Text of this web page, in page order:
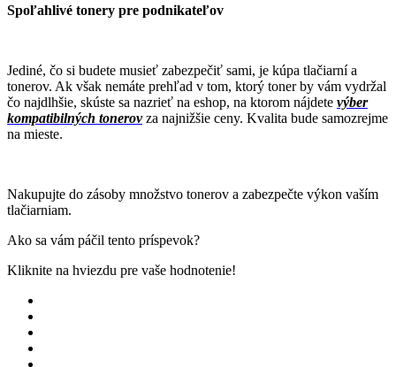
Spoľahlivé tonery pre podnikateľov
Jediné, čo si budete musieť zabezpečiť sami, je kúpa tlačiarní a
tonerov. Ak však nemáte prehľad v tom, ktorý toner by vám vydržal
čo najdlhšie, skúste sa nazrieť na eshop, na ktorom nájdete výber
kompatibilných tonerovza najnižšie ceny. Kvalita bude samozrejme
na mieste.
Nakupujte do zásoby množstvo tonerov a zabezpečte výkon vaším
tlačiarniam.
Ako sa vám páčil tento príspevok?
Kliknite na hviezdu pre vaše hodnotenie!